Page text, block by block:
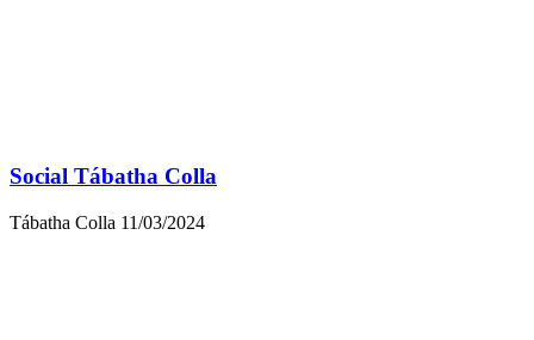
Social Tábatha Colla
Tábatha Colla 11/03/2024